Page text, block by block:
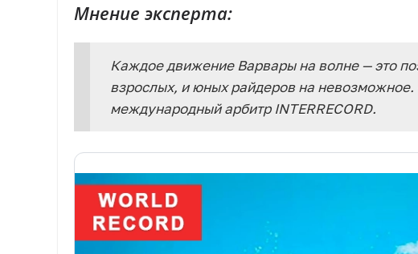
Мнение эксперта:
Каждое движение Варвары на волне — это
взрослых, и юных райдеров на
международный арбитр INTERRECORD.